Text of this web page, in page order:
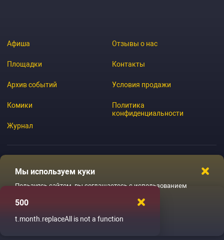
Афиша
Площадки
Архив событий
Комики
Журнал
Отзывы о нас
Контакты
Условия продажи
Политика
конфиденциальности
Мы используем куки
Пользуясь сайтом, вы соглашаетесь с использованием
Ладненько
500
t.month.replaceAll is not a function